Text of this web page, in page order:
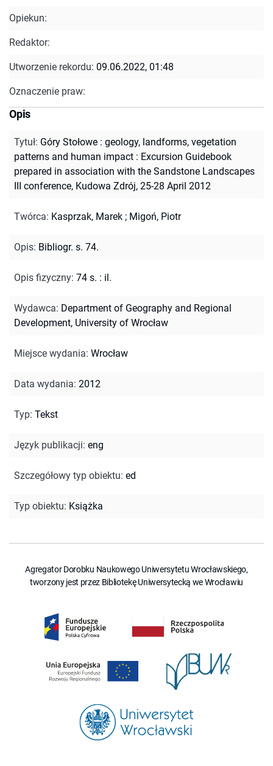
Opiekun:
Redaktor:
Utworzenie rekordu: 09.06.2022, 01:48
Oznaczenie praw:
Opis
Tytuł: Góry Stołowe : geology, landforms, vegetation
patterns and human impact : Excursion Guidebook
prepared in association with the Sandstone Landscapes
III conference, Kudowa Zdrój, 25-28 April 2012
Twórca: Kasprzak, Marek ; Migoń, Piotr
Opis: Bibliogr. s. 74.
Opis fizyczny: 74 s. : il.
Wydawca: Department of Geography and Regional
Development, University of Wrocław
Miejsce wydania: Wrocław
Data wydania: 2012
Typ: Tekst
Język publikacji: eng
Szczegółowy typ obiektu: ed
Typ obiektu: Książka
Agregator Dorobku Naukowego Uniwersytetu Wrocławskiego,
tworzony jest przez Bibliotekę Uniwersytecką we Wrocławiu